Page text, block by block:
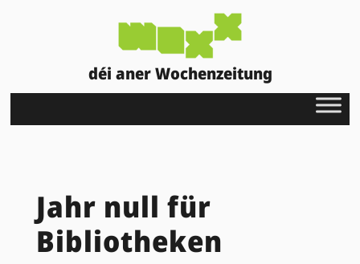
déi aner Wochenzeitung
Jahr null für
Bibliotheken